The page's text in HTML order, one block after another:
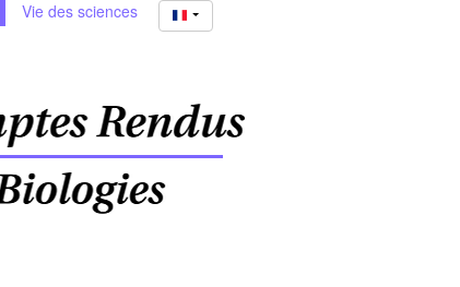
Vie des sciences